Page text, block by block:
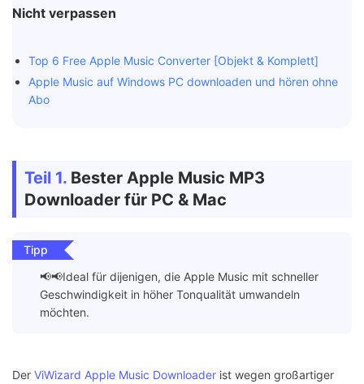
Nicht verpassen
Top 6 Free Apple Music Converter [Objekt & Komplett]
Apple Music auf Windows PC downloaden und hören ohne
Abo
Teil 1. Bester Apple Music MP3
Downloader für PC & Mac
Tipp
📢📢Ideal für dijenigen, die Apple Music mit schneller
Geschwindigkeit in höher Tonqualität umwandeln
möchten.
Der ViWizard Apple Music Downloader ist wegen großartiger